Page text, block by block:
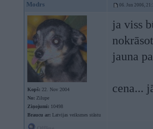
Modrs 06. Jun 2006,
Kopš: 22. Nov 2004
No: Zilupe
Ziņojumi: 10498
Braucu ar: Latvijas veiksmes stāstu
ja viss
jauna
cena...